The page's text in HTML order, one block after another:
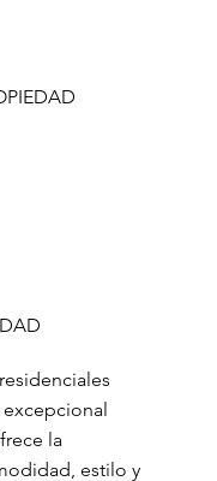
excepcional
la
estilo y